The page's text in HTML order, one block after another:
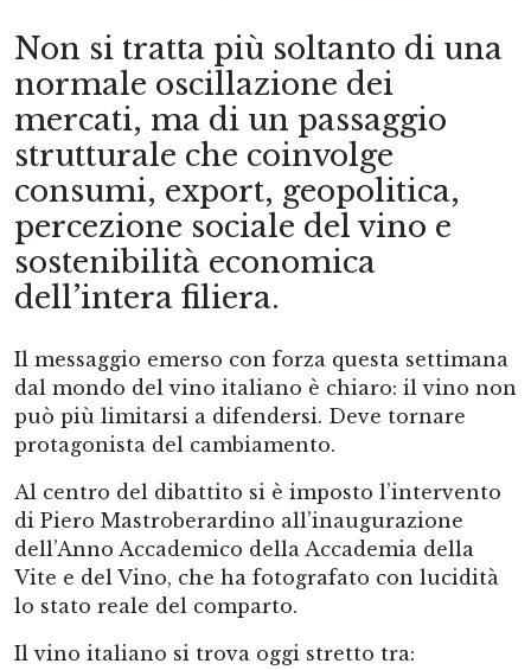
Non si tratta più soltanto di una
normale oscillazione dei
mercati, ma di un passaggio
strutturale che coinvolge
consumi, export, geopolitica,
percezione sociale del vino e
sostenibilità economica
dell’intera filiera.
Il messaggio emerso con forza questa settimana
dal mondo del vino italiano è chiaro: il vino non
può più limitarsi a difendersi. Deve tornare
protagonista del cambiamento.
Al centro del dibattito si è imposto l’intervento
di Piero Mastroberardino all’inaugurazione
dell’Anno Accademico della Accademia della
Vite e del Vino, che ha fotografato con lucidità
lo stato reale del comparto.
Il vino italiano si trova oggi stretto tra: